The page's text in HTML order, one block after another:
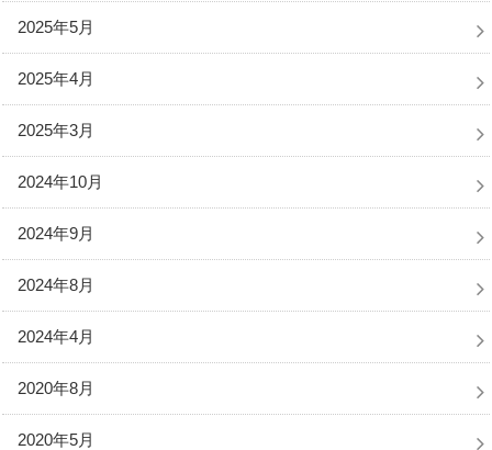
2025年5月
2025年4月
2025年3月
2024年10月
2024年9月
2024年8月
2024年4月
2020年8月
2020年5月